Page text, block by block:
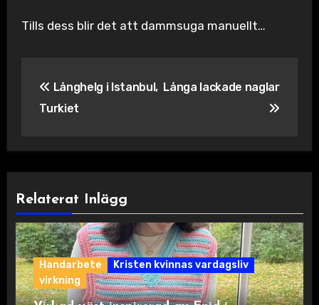
Tills dess blir det att dammsuga manuellt…
Långhelg i Istanbul,
Turkiet
Långa lackade naglar
Relaterat Inlägg
Handarbete
Kristen kvinnas vardagsliv
virkning